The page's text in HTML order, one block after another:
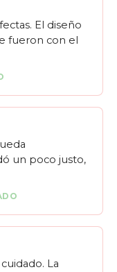
El diseño
fueron con el
un poco justo,
La